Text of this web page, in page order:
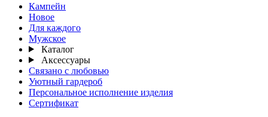
Кампейн
Новое
Для каждого
Мужское
Каталог
Аксессуары
Связано с любовью
Уютный гардероб
Персональное исполнение изделия
Сертификат